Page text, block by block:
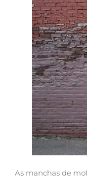
As manchas de